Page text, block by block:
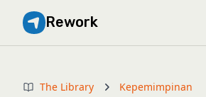
Rework
The Library Kepemimpinan